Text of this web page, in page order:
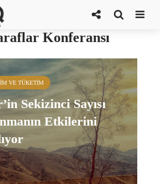
İklim
Konferansı
VE TÜKETIM
Sekizinci Sayısı
Etkilerini